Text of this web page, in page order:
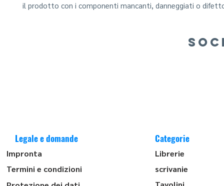
il prodotto con i componenti mancanti, danneggiati o
Legale e domande
Impronta
Termini e condizioni
Categorie
Librerie
scrivanie